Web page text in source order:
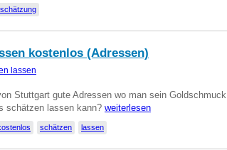
kostenlos (Adressen)
lassen
Stuttgart gute Adressen wo man sein Goldschmuck
schätzen lassen kann? weiterlesen
schätzen lassen